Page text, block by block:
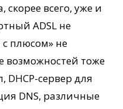
скорее всего, уже и
ADSL не
с плюсом» не
возможностей тоже
DHCP-сервер для
DNS, различные